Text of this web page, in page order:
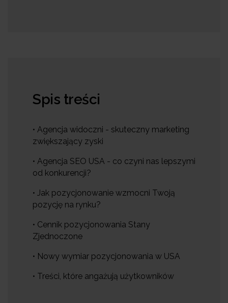
Spis treści
• Agencja widoczni - skuteczny marketing
zwiększający zyski
• Agencja SEO USA - co czyni nas lepszymi
od konkurencji?
• Jak pozycjonowanie wzmocni Twoją
pozycję na rynku?
• Cennik pozycjonowania Stany
Zjednoczone
• Nowy wymiar pozycjonowania w USA
• Treści, które angażują użytkowników